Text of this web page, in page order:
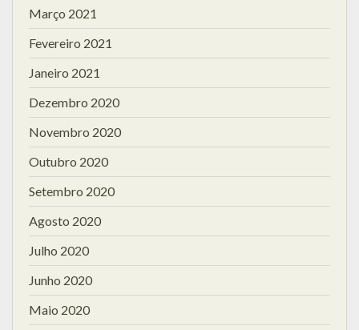
Março 2021
Fevereiro 2021
Janeiro 2021
Dezembro 2020
Novembro 2020
Outubro 2020
Setembro 2020
Agosto 2020
Julho 2020
Junho 2020
Maio 2020